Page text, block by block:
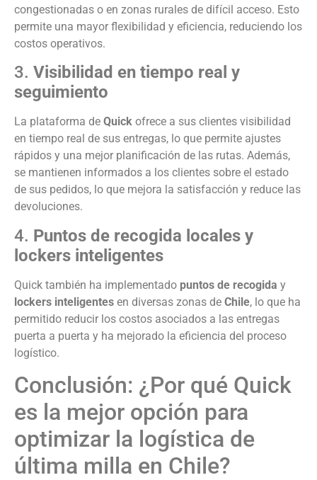
congestionadas o en zonas rurales de difícil acceso. Esto
permite una mayor flexibilidad y eficiencia, reduciendo los
costos operativos.
3. Visibilidad en tiempo real y
seguimiento
La plataforma de Quick ofrece a sus clientes visibilidad
en tiempo real de sus entregas, lo que permite ajustes
rápidos y una mejor planificación de las rutas. Además,
se mantienen informados a los clientes sobre el estado
de sus pedidos, lo que mejora la satisfacción y reduce las
devoluciones.
4. Puntos de recogida locales y
lockers inteligentes
Quick también ha implementado puntos de recogida y
lockers inteligentes en diversas zonas de Chile, lo que ha
permitido reducir los costos asociados a las entregas
puerta a puerta y ha mejorado la eficiencia del proceso
logístico.
Conclusión: ¿Por qué Quick
es la mejor opción para
optimizar la logística de
última milla en Chile?